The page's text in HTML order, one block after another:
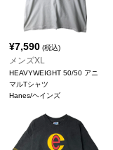
¥7,590 (税込)
メンズXL
HEAVYWEIGHT 50/50 アニ
マルTシャツ
Hanes/ヘインズ